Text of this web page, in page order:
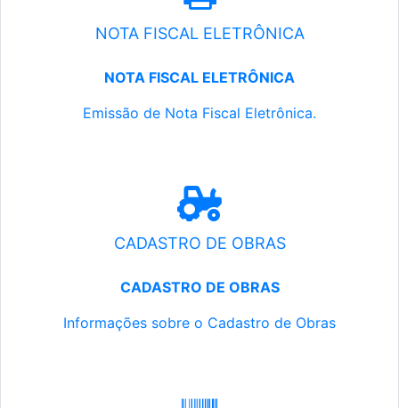
NOTA FISCAL ELETRÔNICA
NOTA FISCAL ELETRÔNICA
Emissão de Nota Fiscal Eletrônica.
CADASTRO DE OBRAS
CADASTRO DE OBRAS
Informações sobre o Cadastro de Obras